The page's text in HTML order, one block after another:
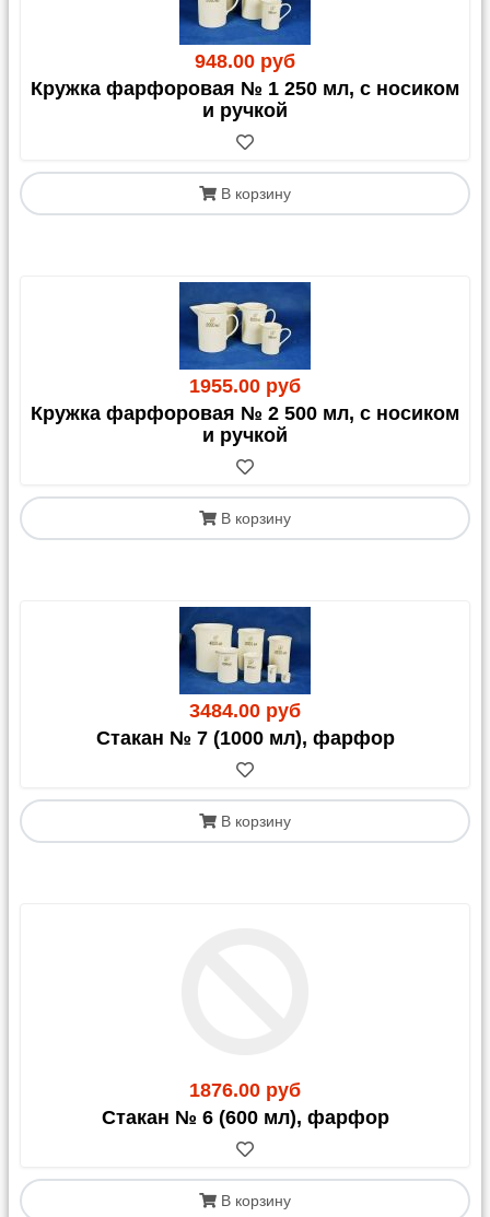
948.00 руб
Кружка фарфоровая № 1 250 мл, с носиком
и ручкой
В корзину
1955.00 руб
Кружка фарфоровая № 2 500 мл, с носиком
и ручкой
В корзину
3484.00 руб
Стакан № 7 (1000 мл), фарфор
В корзину
1876.00 руб
Стакан № 6 (600 мл), фарфор
В корзину